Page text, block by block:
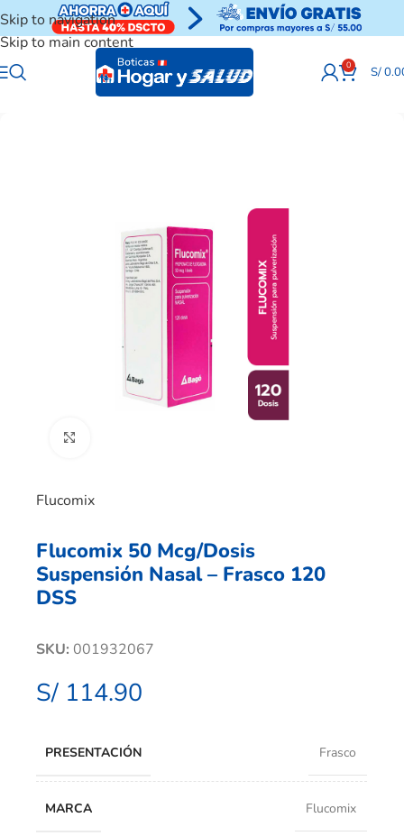
Skip to navigation
Skip to main content
0 S/
Flucomix
Flucomix 50 Mcg/Dosis
Suspensión Nasal – Frasco 120
DSS
SKU: 001932067
S/ 114.90
PRESENTACIÓN Frasco
MARCA Flucomix